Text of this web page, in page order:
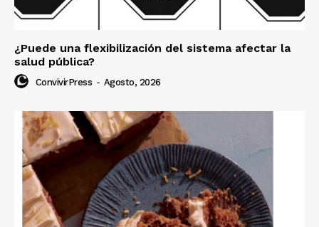
¿Puede una flexibilización del sistema afectar la
salud pública?
ConvivirPress - Agosto, 2026